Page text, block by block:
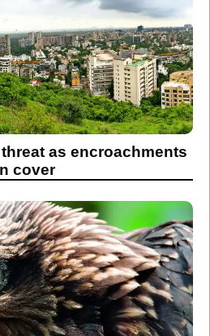
as encroachments
cover